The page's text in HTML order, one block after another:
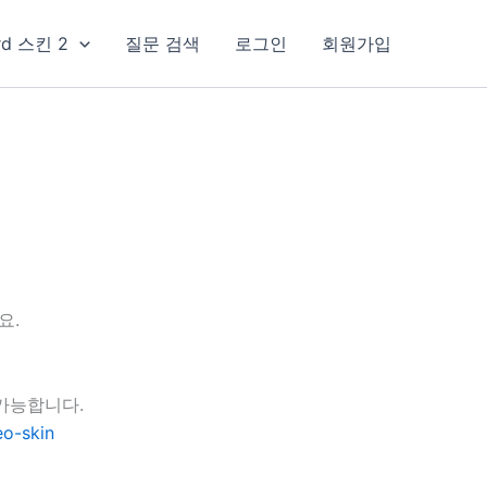
스킨 2 질문 검색 로그인 회원가입
.
능합니다.
skin